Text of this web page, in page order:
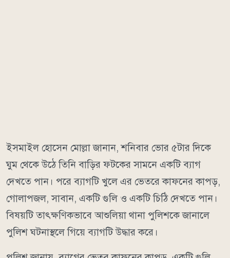
ইসমাইল হোসেন মোল্লা জানান, শনিবার ভোর ৫টার দিকে
ঘুম থেকে উঠে তিনি বাড়ির ফটকের সামনে একটি ব্যাগ
দেখতে পান। পরে ব্যাগটি খুলে এর ভেতরে কাফনের কাপড়,
গোলাপজল, সাবান, একটি গুলি ও একটি চিঠি দেখতে পান।
বিষয়টি তাৎক্ষণিকভাবে আশুলিয়া থানা পুলিশকে জানালে
পুলিশ ঘটনাস্থলে গিয়ে ব্যাগটি উদ্ধার করে।